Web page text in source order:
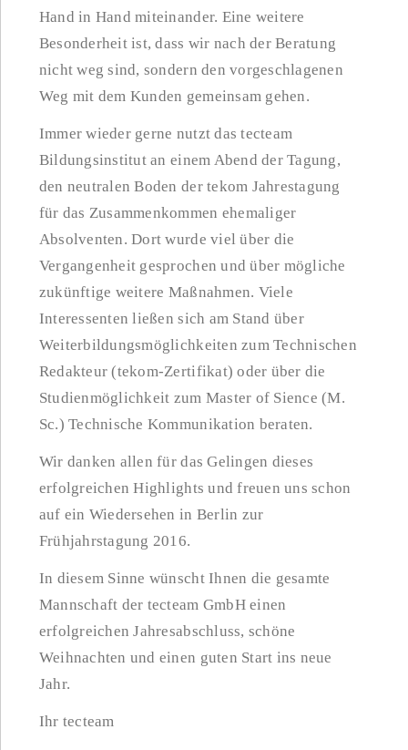
Hand in Hand miteinander. Eine weitere
Besonderheit ist, dass wir nach der Beratung
nicht weg sind, sondern den vorgeschlagenen
Weg mit dem Kunden gemeinsam gehen.
Immer wieder gerne nutzt das tecteam
Bildungsinstitut an einem Abend der Tagung,
den neutralen Boden der tekom Jahrestagung
für das Zusammenkommen ehemaliger
Absolventen. Dort wurde viel über die
Vergangenheit gesprochen und über mögliche
zukünftige weitere Maßnahmen. Viele
Interessenten ließen sich am Stand über
Weiterbildungsmöglichkeiten zum Technischen
Redakteur (tekom-Zertifikat) oder über die
Studienmöglichkeit zum Master of Sience (M.
Sc.) Technische Kommunikation beraten.
Wir danken allen für das Gelingen dieses
erfolgreichen Highlights und freuen uns schon
auf ein Wiedersehen in Berlin zur
Frühjahrstagung 2016.
In diesem Sinne wünscht Ihnen die gesamte
Mannschaft der tecteam GmbH einen
erfolgreichen Jahresabschluss, schöne
Weihnachten und einen guten Start ins neue
Jahr.
Ihr tecteam